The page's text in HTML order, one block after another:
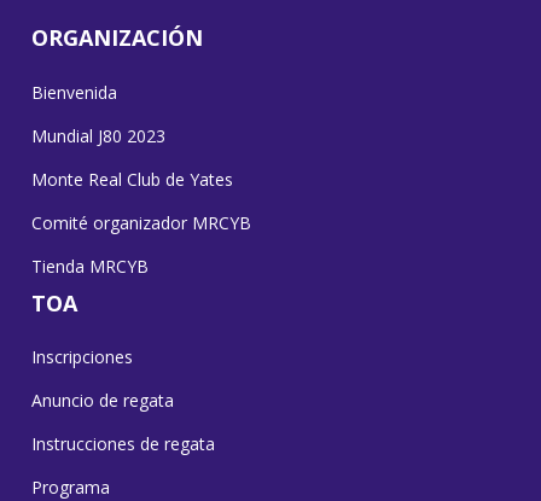
ORGANIZACIÓN
Bienvenida
Mundial J80 2023
Monte Real Club de Yates
Comité organizador MRCYB
Tienda MRCYB
TOA
Inscripciones
Anuncio de regata
Instrucciones de regata
Programa